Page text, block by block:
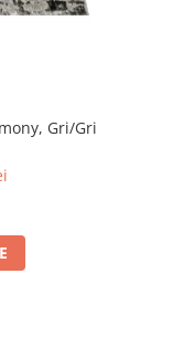
Gri/Gri